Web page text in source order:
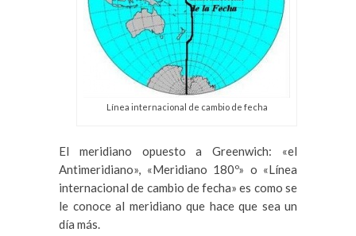
Línea internacional de cambio de fecha
El meridiano opuesto a Greenwich: «el
Antimeridiano», «Meridiano 180º» o «Línea
internacional de cambio de fecha» es como se
le conoce al meridiano que hace que sea un
día más.